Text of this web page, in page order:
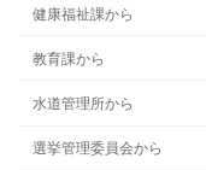
健康福祉課から
教育課から
水道管理所から
選挙管理委員会から